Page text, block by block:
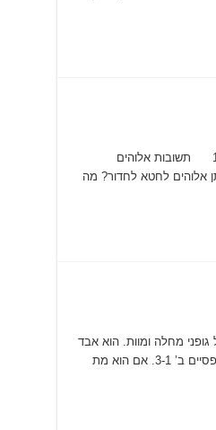
מה היה קורה לאדם אילו לא חטא? הוא היה נהנה מחיים ארוכים בגן עדן. בראשית ב’ 17 תשובות אלוהים
אלוהים לחטא לחדור? מה
מחלה ומוות. הוא אבד
את תמימותו, והפך בלתי צדיק ובלתי קדוש אשם ואובד, אוייב וזר. בראשית ג’ 7; אל האפסיים ב’ 3-1. אם הוא מת